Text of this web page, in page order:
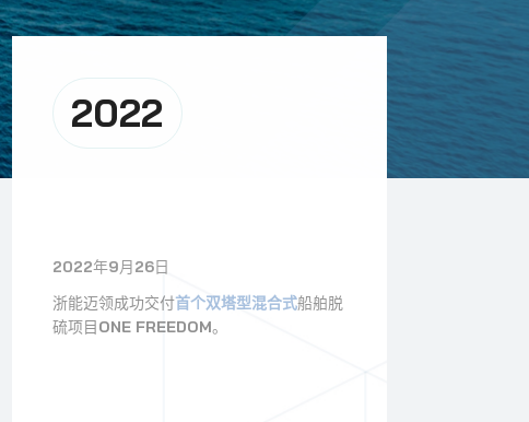
2022
2022年9月26日
浙能迈领成功交付首个双塔型混合式船舶脱
硫项目ONE FREEDOM。